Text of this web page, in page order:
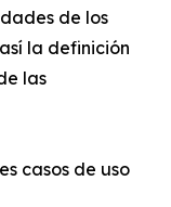
de los
la definición
las
casos de uso